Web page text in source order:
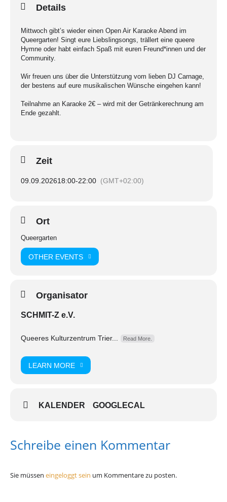
Details
Mittwoch gibt’s wieder einen Open Air Karaoke Abend im
Queergarten! Singt eure Liebslingsongs, trällert eine queere
Hymne oder habt einfach Spaß mit euren Freund*innen und der
Community.
Wir freuen uns über die Unterstützung vom lieben DJ Carnage,
der bestens auf eure musikalischen Wünsche eingehen kann!
Teilnahme an Karaoke 2€ – wird mit der Getränkerechnung am
Ende gezahlt.
Zeit
09.09.202618:00-22:00 (GMT+02:00)
Ort
Queergarten
OTHER EVENTS
Organisator
SCHMIT-Z e.V.
Queeres Kulturzentrum Trier... Read More.
LEARN MORE
KALENDER GOOGLECAL
Schreibe einen Kommentar
Sie müssen eingeloggt sein um Kommentare zu posten.